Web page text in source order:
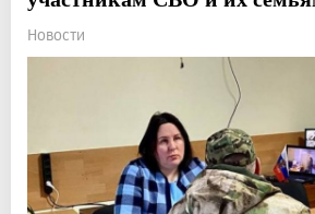
Новости